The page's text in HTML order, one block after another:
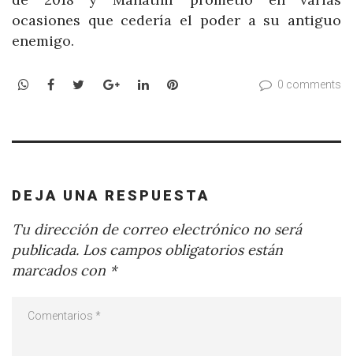
ocasiones que cedería el poder a su antiguo
enemigo.
WhatsApp
Facebook
TwitterGoogle+LinkedInPinterest 0 comments
DEJA UNA RESPUESTA
Tu dirección de correo electrónico no será
publicada. Los campos obligatorios están
marcados con *